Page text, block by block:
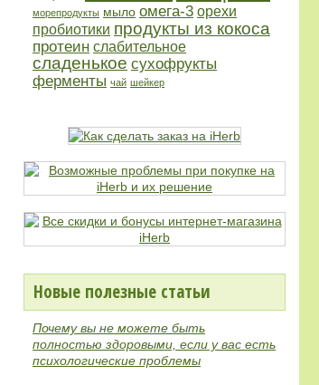
морепродукты мыло омега-3 орехи
пробиотики продукты из кокоса
протеин слабительное
сладенькое сухофрукты
ферменты чай шейкер
Новые полезные статьи
Почему вы не можете быть
полностью здоровыми, если у вас есть
психологические проблемы